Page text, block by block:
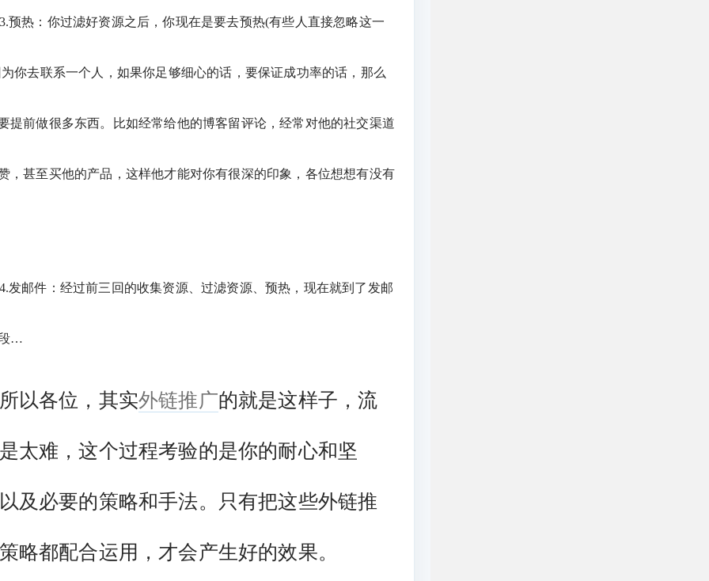
预热：你过滤好资源之后，你现在是要去预热(有些人直接忽略这一
你去联系一个人，如果你足够细心的话，要保证成功率的话，那么
提前做很多东西。比如经常给他的博客留评论，经常对他的社交渠道
，甚至买他的产品，这样他才能对你有很深的印象，各位想想有没有
发邮件：经过前三回的收集资源、过滤资源、预热，现在就到了发邮
…
各位，其实外链推广的就是这样子，流
太难，这个过程考验的是你的耐心和坚
及必要的策略和手法。只有把这些外链推
略都配合运用，才会产生好的效果。